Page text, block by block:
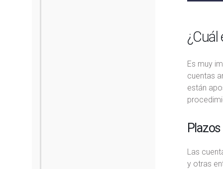
Es muy
cuentas
están
Las
y otras